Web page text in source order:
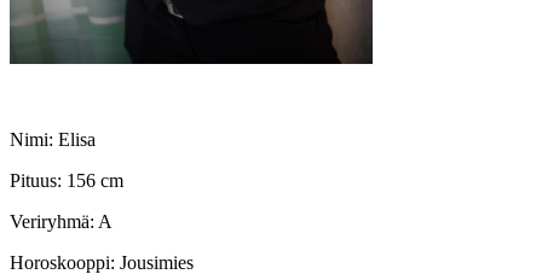
Nimi: Elisa
Pituus: 156 cm
Veriryhmä: A
Horoskooppi: Jousimies